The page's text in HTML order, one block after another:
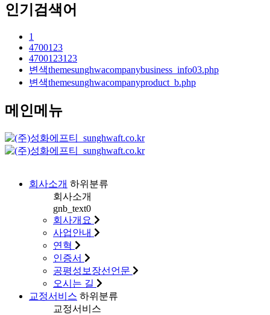
인기검색어
1
4700123
4700123123
변색themesunghwacompanybusiness_info03.php
변색themesunghwacompanyproduct_b.php
메인메뉴
회사소개 하위분류
회사소개
gnb_text0
회사개요
사업안내
연혁
인증서
공평성보장선언문
오시는 길
교정서비스 하위분류
교정서비스